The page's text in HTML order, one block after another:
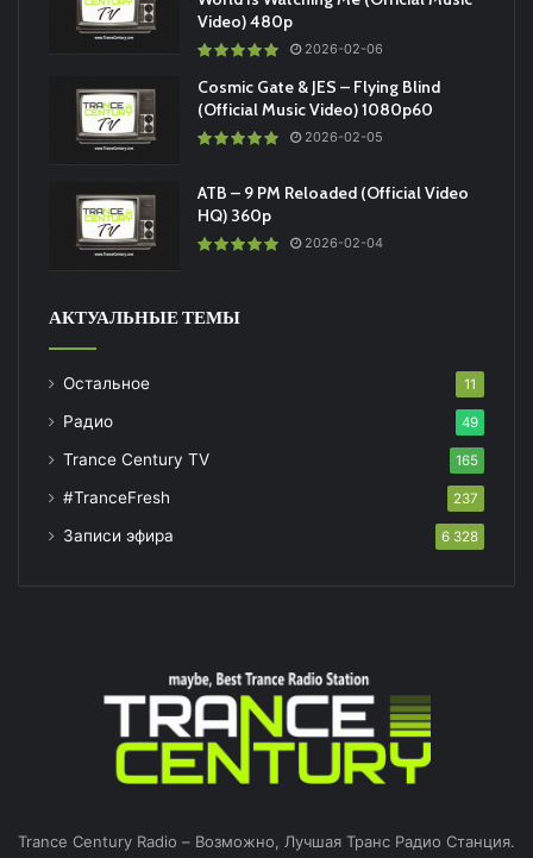
Video) 480p
2026-02-06
Cosmic Gate & JES – Flying Blind
(Official Music Video) 1080p60
2026-02-05
ATB – 9 PM Reloaded (Official Video
HQ) 360p
2026-02-04
АКТУАЛЬНЫЕ ТЕМЫ
Остальное 11
Радио 49
Trance Century TV 165
#TranceFresh 237
Записи эфира 6 328
Trance Century Radio – Возможно, Лучшая Транс Радио Станция.